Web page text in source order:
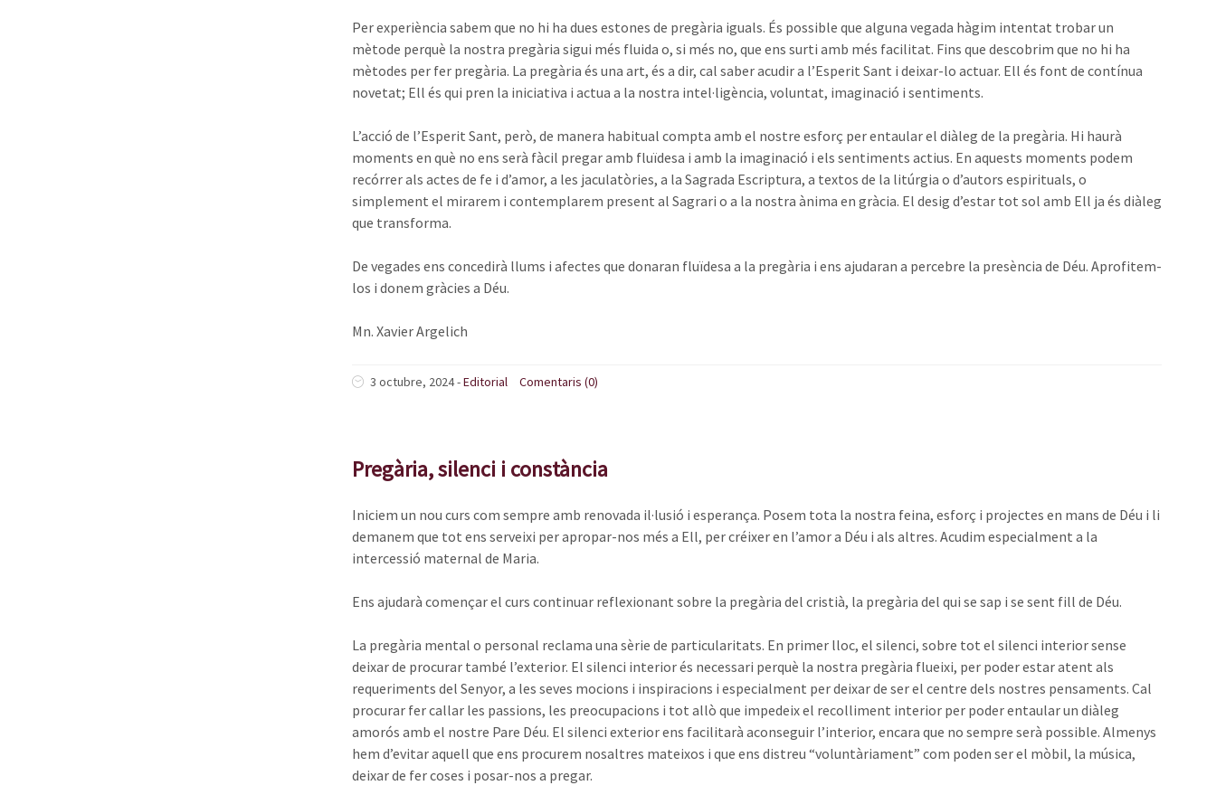
Per experiència sabem que no hi ha dues estones de pregària iguals. És possible que alguna vegada hàgim intentat trobar un
mètode perquè la nostra pregària sigui més fluida o, si més no, que ens surti amb més facilitat. Fins que descobrim que no hi ha
mètodes per fer pregària. La pregària és una art, és a dir, cal saber acudir a l’Esperit Sant i deixar-lo actuar. Ell és font de contínua
novetat; Ell és qui pren la iniciativa i actua a la nostra intel·ligència, voluntat, imaginació i sentiments.
L’acció de l’Esperit Sant, però, de manera habitual compta amb el nostre esforç per entaular el diàleg de la pregària. Hi haurà
moments en què no ens serà fàcil pregar amb fluïdesa i amb la imaginació i els sentiments actius. En aquests moments podem
recórrer als actes de fe i d’amor, a les jaculatòries, a la Sagrada Escriptura, a textos de la litúrgia o d’autors espirituals, o
simplement el mirarem i contemplarem present al Sagrari o a la nostra ànima en gràcia. El desig d’estar tot sol amb Ell ja és diàleg
que transforma.
De vegades ens concedirà llums i afectes que donaran fluïdesa a la pregària i ens ajudaran a percebre la presència de Déu. Aprofitem-
los i donem gràcies a Déu.
Mn. Xavier Argelich
3 octubre, 2024-Editorial Comentaris (0)
Pregària, silenci i constància
Iniciem un nou curs com sempre amb renovada il·lusió i esperança. Posem tota la nostra feina, esforç i projectes en mans de Déu i li
demanem que tot ens serveixi per apropar-nos més a Ell, per créixer en l’amor a Déu i als altres. Acudim especialment a la
intercessió maternal de Maria.
Ens ajudarà començar el curs continuar reflexionant sobre la pregària del cristià, la pregària del qui se sap i se sent fill de Déu.
La pregària mental o personal reclama una sèrie de particularitats. En primer lloc, el silenci, sobre tot el silenci interior sense
deixar de procurar també l’exterior. El silenci interior és necessari perquè la nostra pregària flueixi, per poder estar atent als
requeriments del Senyor, a les seves mocions i inspiracions i especialment per deixar de ser el centre dels nostres pensaments. Cal
procurar fer callar les passions, les preocupacions i tot allò que impedeix el recolliment interior per poder entaular un diàleg
amorós amb el nostre Pare Déu. El silenci exterior ens facilitarà aconseguir l’interior, encara que no sempre serà possible. Almenys
hem d’evitar aquell que ens procurem nosaltres mateixos i que ens distreu “voluntàriament” com poden ser el mòbil, la música,
deixar de fer coses i posar-nos a pregar.